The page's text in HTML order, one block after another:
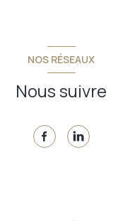
NOS RÉSEAUX
Nous suivre